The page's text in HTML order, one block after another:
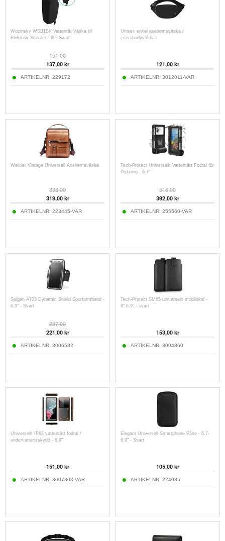
Wozinsky WSB1BK Vattentät Väska till
Elektrisk Scooter - 6l - Svart
151,00
137,00kr
ARTIKELNR: 229172
Unisex enkel axelremsväska /
crossbodyväska
121,00kr
ARTIKELNR: 3012011-VAR
Weixier Vintage Universell Axelremsväska
333,00
319,00kr
ARTIKELNR: 223445-VAR
Tech-Protect Universellt Vattentätt Fodral för
Dykning - 6.7"
516,00
392,00kr
ARTIKELNR: 255560-VAR
Spigen A703 Dynamic Shield Sportarmband -
6.9" - Svart
257,00
221,00kr
ARTIKELNR: 3006582
Tech-Protect SM65 universellt mobilskal -
6"-6.9" - svart
153,00kr
ARTIKELNR: 3004860
Universellt IP68 vattentätt fodral /
undervattensskydd - 6.9"
151,00kr
ARTIKELNR: 3007303-VAR
Elegant Universell Smartphone Påse - 6.7-
6.9" - Svart
105,00kr
ARTIKELNR: 224085